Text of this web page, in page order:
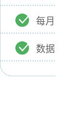
每月交易
数据导入